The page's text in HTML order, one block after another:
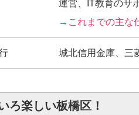
運営、IT教育のサ
→これまでの主な
城北信用金庫、三
ろ楽しい板橋区！